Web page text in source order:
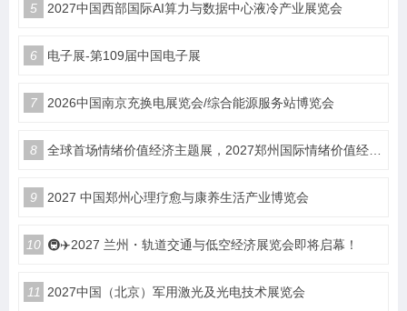
5 2027中国西部国际AI算力与数据中心液冷产业展览会
6 电子展-第109届中国电子展
7 2026中国南京充换电展览会/综合能源服务站博览会
8 全球首场情绪价值经济主题展，2027郑州国际情绪价值经济博览会
9 2027 中国郑州心理疗愈与康养生活产业博览会
10 🚇✈️2027 兰州・轨道交通与低空经济展览会即将启幕！
11 2027中国（北京）军用激光及光电技术展览会